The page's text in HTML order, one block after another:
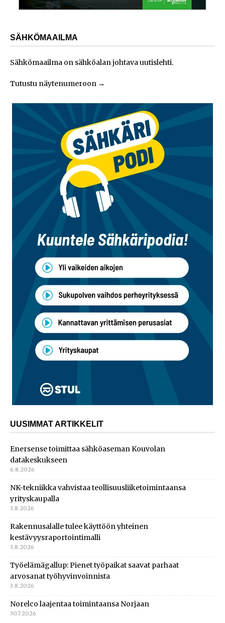
SÄHKÖMAAILMA
Sähkömaailma on sähköalan johtava uutislehti.
Tutustu näytenumeroon →
UUSIMMAT ARTIKKELIT
Enersense toimittaa sähköaseman Kouvolan
datakeskukseen
6.8.2026
NK-tekniikka vahvistaa teollisuusliiketoimintaansa
yrityskaupalla
3.8.2026
Rakennusalalle tulee käyttöön yhteinen
kestävyysraportointimalli
3.8.2026
Työelämägallup: Pienet työpaikat saavat parhaat
arvosanat työhyvinvoinnista
3.8.2026
Norelco laajentaa toimintaansa Norjaan
30.7.2026